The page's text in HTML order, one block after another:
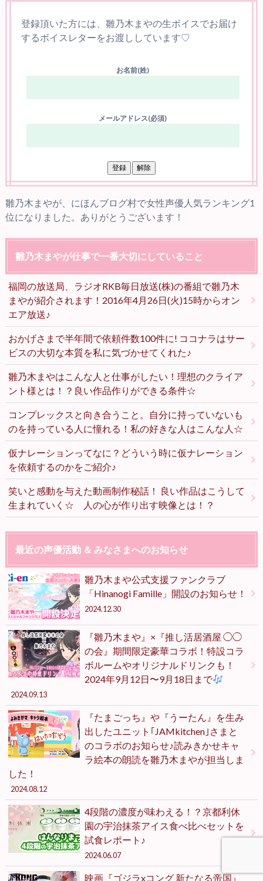
登録頂いた方には、雛乃木まやの生ボイスでお届け
するボイスレターをお渡ししています♡
お名前(姓)
メールアドレス(必須)
雛乃木まやが、にほんブログ村で女性声優人気ランキング1
位になりました。ありがとうございます！
雛乃木まやが仕事で一番大切にしていること
福岡の放送局、ラジオRKB毎日放送(株)の番組で雛乃木
まやが紹介されます！2016年4月26日(火)15時からオン
エア放送♪
おかげさまで半年間で依頼件数100件に! ココナラはサー
ビスの大切な本質を私に気づかせてくれた♪
雛乃木まやはこんな人と仕事がしたい！理想のクライア
ント様とは！？良い作品作りができる条件☆
コンプレックスと向き合うこと。自分に持っていないも
のを持っている人に憧れる！私の好きな人はこんな人☆
仮ナレーションってなに？どういう時に仮ナレーション
を依頼するのかをご紹介♪
笑いと感動を与えた動画制作秘話！ 良い作品はこうして
生まれていく☆ 人の心が作り出す映像とは！？
最近の声優活動 ＆ みなさまへのお知らせ
雛乃木まや公式支援ファンクラブ
「Hinanogi Famille」開設のお知らせ！
2024.12.30
『雛乃木まや』×『推し活居酒屋 ◯◯
の会』期間限定豪華コラボ！特設コラ
ボルームやオリジナルドリンクも！
2024年9月12日〜9月18日まで
2024.09.13
『たまごっち』や『うーたん』を生み
出したユニット｢JAMkitchen｣さまと
のコラボのお知らせ♪読みきかせキャ
ラ絵本の朗読を雛乃木まやが担当しま
した！
2024.08.12
4段階の濃度が味わえる！？京都利休
園の宇治抹茶アイス食べ比べセットを
試食レポート♪
2024.06.07
映画『ゴジラxコング 新たなる帝国』